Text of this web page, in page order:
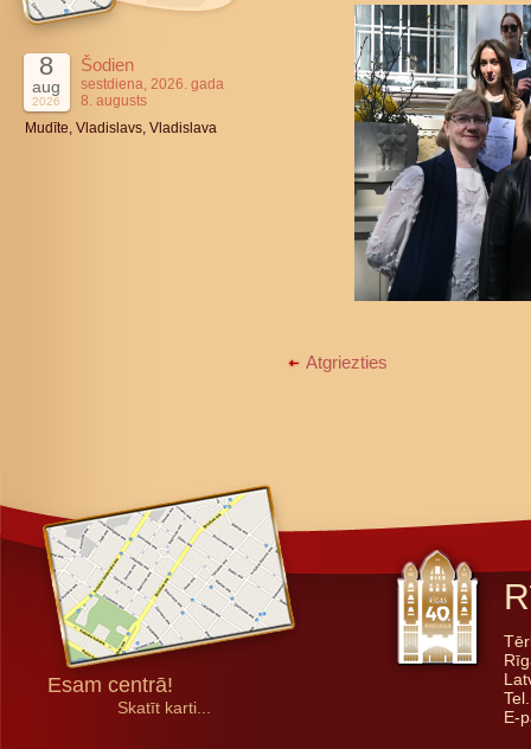
8
aug
2026
Šodien
sestdiena, 2026. gada
8. augusts
Mudīte, Vladislavs, Vladislava
Atgriezties
Esam centrā!
Skatīt karti...
E-